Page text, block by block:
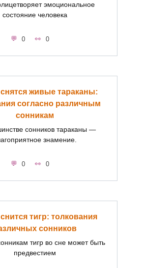
эмоциональное
состояние человека
0 0
снятся живые тараканы:
согласно различным
сонникам
сонников тараканы —
знамение.
0 0
тигр: толкования
сонников
тигр во сне может быть
предвестием